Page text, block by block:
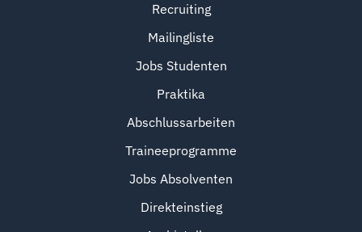
Recruiting
Mailingliste
Jobs Studenten
Praktika
Abschlussarbeiten
Traineeprogramme
Jobs Absolventen
Direkteinstieg